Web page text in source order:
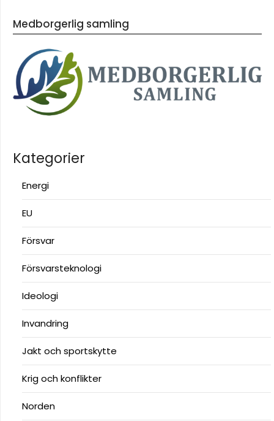
Medborgerlig samling
Kategorier
Energi
EU
Försvar
Försvarsteknologi
Ideologi
Invandring
Jakt och sportskytte
Krig och konflikter
Norden